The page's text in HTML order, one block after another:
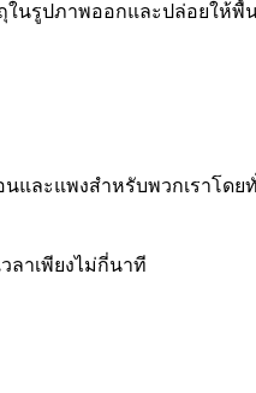
รูปภาพออกและปล่อยให้พื้
และแพงสำหรับพวกเราโ
ลาเพียงไม่กี่นาที